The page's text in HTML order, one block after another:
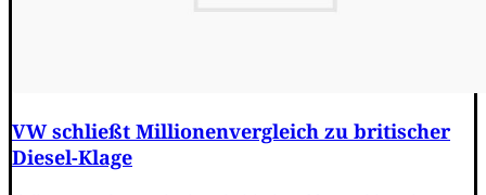
VW schließt Millionenvergleich zu britischer
Diesel-Klage